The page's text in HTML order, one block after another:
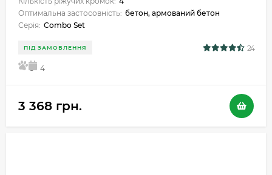
Оптимальна застосовність: бетон, армований бетон
Серія: Combo Set
ПІД ЗАМОВЛЕННЯ 24
5 4
3 368 грн.